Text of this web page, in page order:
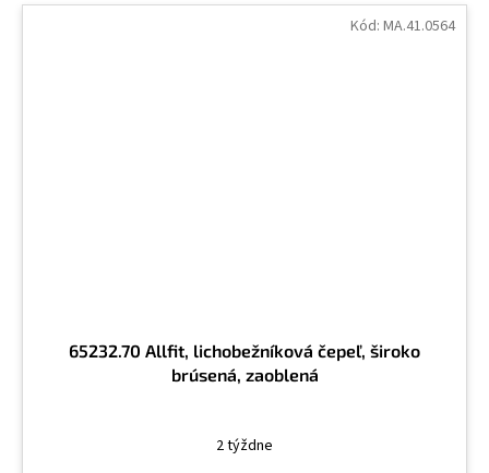
65232.70 Allfit, lichobežníková čepeľ, široko
brúsená, zaoblená
2 týždne
Kód: MA.41.0564